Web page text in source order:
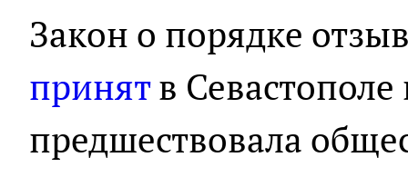
Закон о порядке
принятв Севастополе
предшествовала